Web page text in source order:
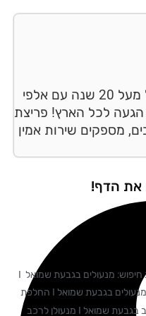
מנעולן בישראל בעל ניסיון של מעל 20 שנה עם אלפי
20 דקות הגעה לכל הארץ! פריצת
שירות אמין
הדף!
ניתוק קודן לרכב בגבעת שמואל – תגיות חיפוש: מנעולים בגבעת שמואל I
פורץ מנעולים בגבעת שמואל I החלפת מנעולים בגבעת שמואל I החלפת
I מנעולן רכב בגבעת שמואל I מנעולן לרכב